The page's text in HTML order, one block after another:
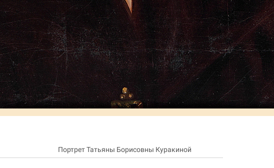
Портрет Татьяны Борисовны Куракиной